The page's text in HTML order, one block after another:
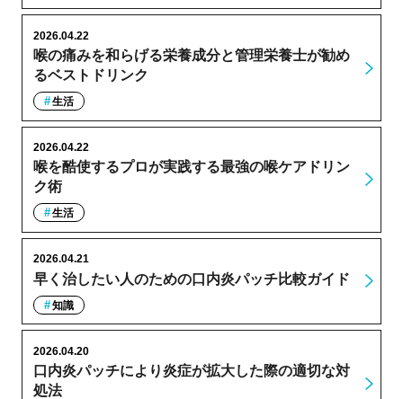
喉の痛みを和らげる栄養成分と管理栄養士が勧め
るベストドリンク
2026.04.22
生活
喉を酷使するプロが実践する最強の喉ケアドリン
ク術
2026.04.22
生活
早く治したい人のための口内炎パッチ比較ガイド
2026.04.21
知識
口内炎パッチにより炎症が拡大した際の適切な対
処法
2026.04.20